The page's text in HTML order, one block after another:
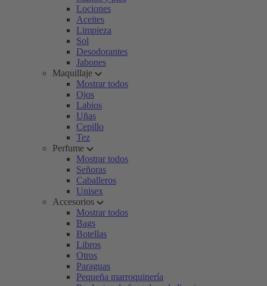
Lociones
Aceites
Limpieza
Sol
Desodorantes
Jabones
Maquillaje
Mostrar todos
Ojos
Labios
Uñas
Cepillo
Tez
Perfume
Mostrar todos
Señoras
Caballeros
Unisex
Accesorios
Mostrar todos
Bags
Botellas
Libros
Otros
Paraguas
Pequeña marroquinería